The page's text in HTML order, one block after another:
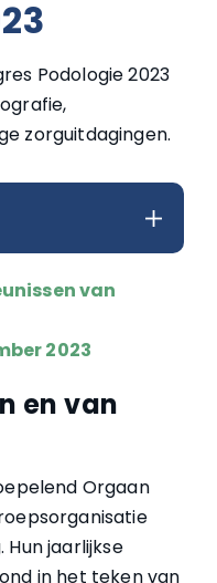
Podologie 2023
zorguitdagingen.
van
2023
en van
Orgaan
jaarlijkse
in het teken van